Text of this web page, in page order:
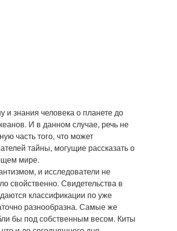
и знания человека о планете до
И в данном случае, речь не
часть того, что может
тайны, могущие рассказать о
мире.
и исследователи не
свойственно. Свидетельства в
классификации по уже
разнообразна. Самые же
бы под собственным весом. Киты